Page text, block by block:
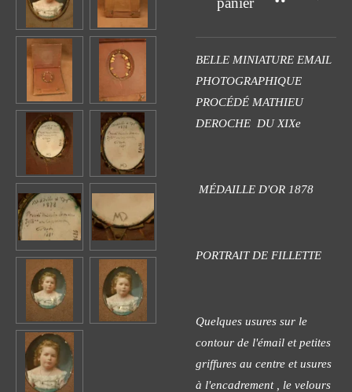
BELLE MINIATURE EMAIL
PHOTOGRAPHIQUE
PROCÉDÉ MATHIEU
DEROCHE DU XIXe
MÉDAILLE D'OR 1878
PORTRAIT DE FILLETTE
Quelques usures sur le
contour de l'émail et petites
griffures au centre et usures
à l'encadrement , le velours